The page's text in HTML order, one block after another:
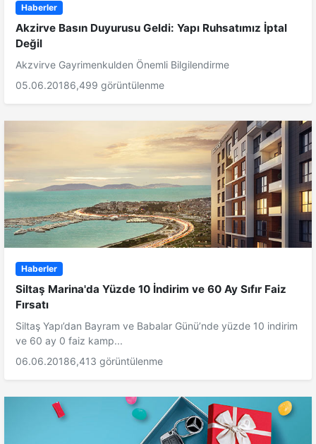
Haberler
Akzirve Basın Duyurusu Geldi: Yapı Ruhsatımız İptal
Değil
Akzvirve Gayrimenkulden Önemli Bilgilendirme
05.06.20186,499 görüntülenme
Haberler
Siltaş Marina'da Yüzde 10 İndirim ve 60 Ay Sıfır Faiz
Fırsatı
Siltaş Yapı’dan Bayram ve Babalar Günü’nde yüzde 10 indirim
ve 60 ay 0 faiz kamp...
06.06.20186,413 görüntülenme